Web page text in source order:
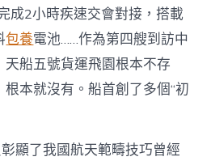
成2小時疾速交會對接，搭載
包養電池……作為第四艘到訪中
船五號貨運飛園根本不存
本就沒有。船首創了多個“初
顯了我國航天範疇技巧曾經